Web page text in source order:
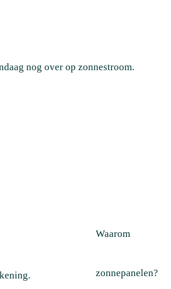
nog over op zonnestroom.
Waarom
zonnepanelen?